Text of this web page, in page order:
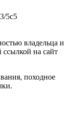
5с5
владельца и
на сайт
походное